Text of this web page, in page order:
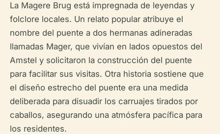
La Magere Brug está impregnada de leyendas y
folclore locales. Un relato popular atribuye el
nombre del puente a dos hermanas adineradas
llamadas Mager, que vivían en lados opuestos del
Amstel y solicitaron la construcción del puente
para facilitar sus visitas. Otra historia sostiene que
el diseño estrecho del puente era una medida
deliberada para disuadir los carruajes tirados por
caballos, asegurando una atmósfera pacífica para
los residentes.